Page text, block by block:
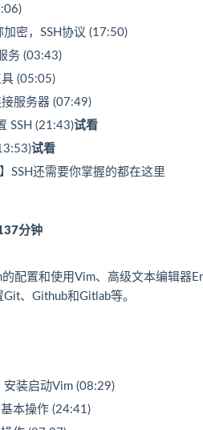
密，SSH协议 (17:50)
务 (03:43)
(05:05)
服务器 (07:49)
SSH (21:43)试看
试看
SSH还需要你掌握的都在这里
分钟
配置和使用Vim、高级文本编辑器
、Github和Gitlab等。
装启动Vim (08:29)
本操作 (24:41)